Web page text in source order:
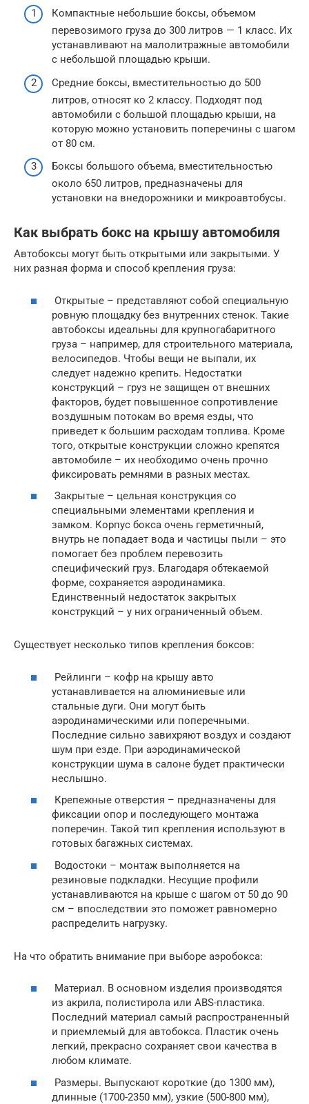
Компактные небольшие боксы, объемом
перевозимого груза до 300 литров — 1 класс. Их
устанавливают на малолитражные автомобили
с небольшой площадью крыши.
Средние боксы, вместительностью до 500
литров, относят ко 2 классу. Подходят под
автомобили с большой площадью крыши, на
которую можно установить поперечины с шагом
от 80 см.
Боксы большого объема, вместительностью
около 650 литров, предназначены для
установки на внедорожники и микроавтобусы.
Как выбрать бокс на крышу автомобиля
Автобоксы могут быть открытыми или закрытыми. У
них разная форма и способ крепления груза:
Открытые – представляют собой специальную
ровную площадку без внутренних стенок. Такие
автобоксы идеальны для крупногабаритного
груза – например, для строительного материала,
велосипедов. Чтобы вещи не выпали, их
следует надежно крепить. Недостатки
конструкций – груз не защищен от внешних
факторов, будет повышенное сопротивление
воздушным потокам во время езды, что
приведет к большим расходам топлива. Кроме
того, открытые конструкции сложно крепятся
автомобиле – их необходимо очень прочно
фиксировать ремнями в разных местах.
Закрытые – цельная конструкция со
специальными элементами крепления и
замком. Корпус бокса очень герметичный,
внутрь не попадает вода и частицы пыли – это
помогает без проблем перевозить
специфический груз. Благодаря обтекаемой
форме, сохраняется аэродинамика.
Единственный недостаток закрытых
конструкций – у них ограниченный объем.
Существует несколько типов крепления боксов:
Рейлинги – кофр на крышу авто
устанавливается на алюминиевые или
стальные дуги. Они могут быть
аэродинамическими или поперечными.
Последние сильно завихряют воздух и создают
шум при езде. При аэродинамической
конструкции шума в салоне будет практически
неслышно.
Крепежные отверстия – предназначены для
фиксации опор и последующего монтажа
поперечин. Такой тип крепления используют в
готовых багажных системах.
Водостоки – монтаж выполняется на
резиновые подкладки. Несущие профили
устанавливаются на крыше с шагом от 50 до 90
см – впоследствии это поможет равномерно
распределить нагрузку.
На что обратить внимание при выборе аэробокса:
Материал. В основном изделия производятся
из акрила, полистирола или ABS-пластика.
Последний материал самый распространенный
и приемлемый для автобокса. Пластик очень
легкий, прекрасно сохраняет свои качества в
любом климате.
Размеры. Выпускают короткие (до 1300 мм),
длинные (1700-2350 мм), узкие (500-800 мм),